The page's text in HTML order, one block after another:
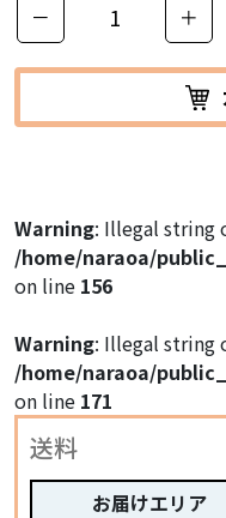
－
＋
Warning: Illegal string
/home/naraoa/
on line 156
Warning: Illegal string
/home/naraoa/
on line 171
送料
お届けエリア